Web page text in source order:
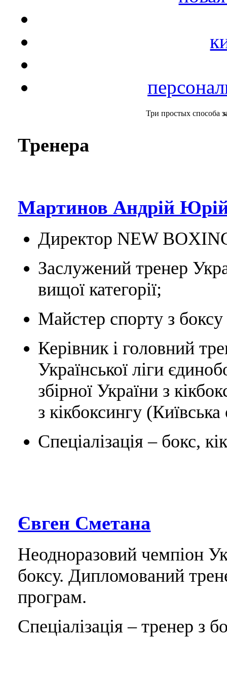
Три простых способа
Тренера
Мартинов Андрій
Директор NEW
Заслужений тренер
вищої категорії;
Майстер спорту з боксу
Керівник і головний
Української ліги
збірної України з
з кікбоксингу
Спеціалізація – бокс,
Євген Сметана
Неодноразовий чемпіон
боксу. Дипломований
програм.
Спеціалізація – тренер з